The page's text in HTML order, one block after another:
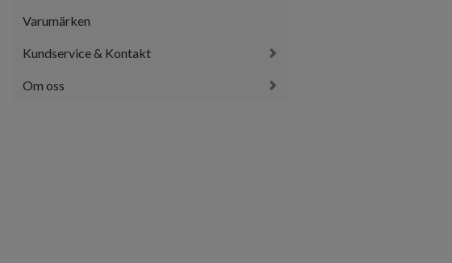
Varumärken
Kundservice & Kontakt
Om oss